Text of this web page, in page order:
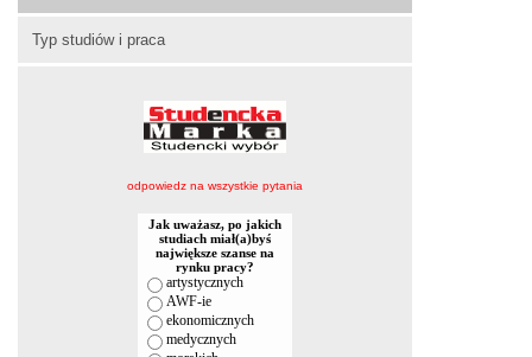
Typ studiów i praca
odpowiedz na wszystkie pytania